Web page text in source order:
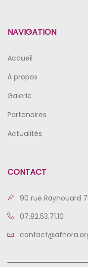
NAVIGATION
Accueil
À propos
Galerie
Partenaires
Actualités
CONTACT
90 rue Raynouard
07.82.53.71.10